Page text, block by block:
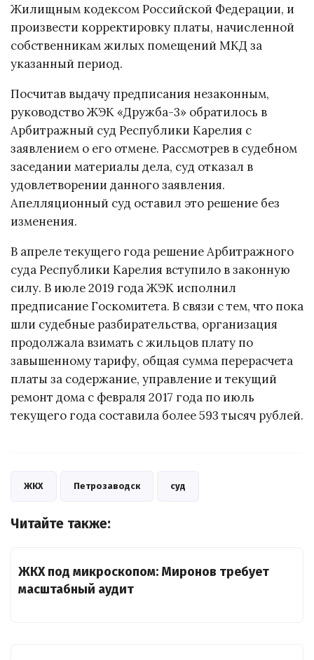
Жилищным кодексом Российской Федерации, и
произвести корректировку платы, начисленной
собственникам жилых помещений МКД за
указанный период.
Посчитав выдачу предписания незаконным,
руководство ЖЭК «Дружба-3» обратилось в
Арбитражный суд Республики Карелия с
заявлением о его отмене. Рассмотрев в судебном
заседании материалы дела, суд отказал в
удовлетворении данного заявления.
Апелляционный суд оставил это решение без
изменения.
В апреле текущего года решение Арбитражного
суда Республики Карелия вступило в законную
силу. В июле 2019 года ЖЭК исполнил
предписание Госкомитета. В связи с тем, что пока
шли судебные разбирательства, организация
продолжала взимать с жильцов плату по
завышенному тарифу, общая сумма перерасчета
платы за содержание, управление и текущий
ремонт дома с февраля 2017 года по июль
текущего года составила более 593 тысяч рублей.
ЖКХ Петрозаводск суд
Читайте также:
ЖКХ под микроскопом: Миронов требует
масштабный аудит